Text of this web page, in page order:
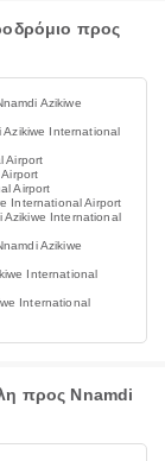
προς
Azikiwe
Azikiwe International
Airport
Airport
International Airport
Azikiwe International
Azikiwe
International
International
προς Nnamdi